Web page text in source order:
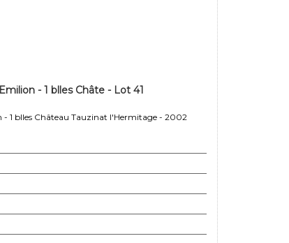
- 1 blles Châte - Lot 41
1 blles Château Tauzinat l'Hermitage - 2002